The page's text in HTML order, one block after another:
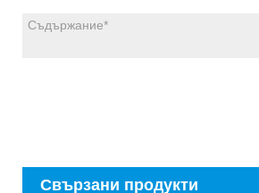
Свързани продукти